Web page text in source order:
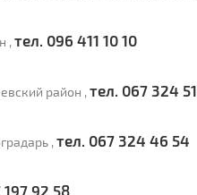
, тел. 096 411 10 10
район , тел. 067 324
, тел. 067 324 46 54
92 58